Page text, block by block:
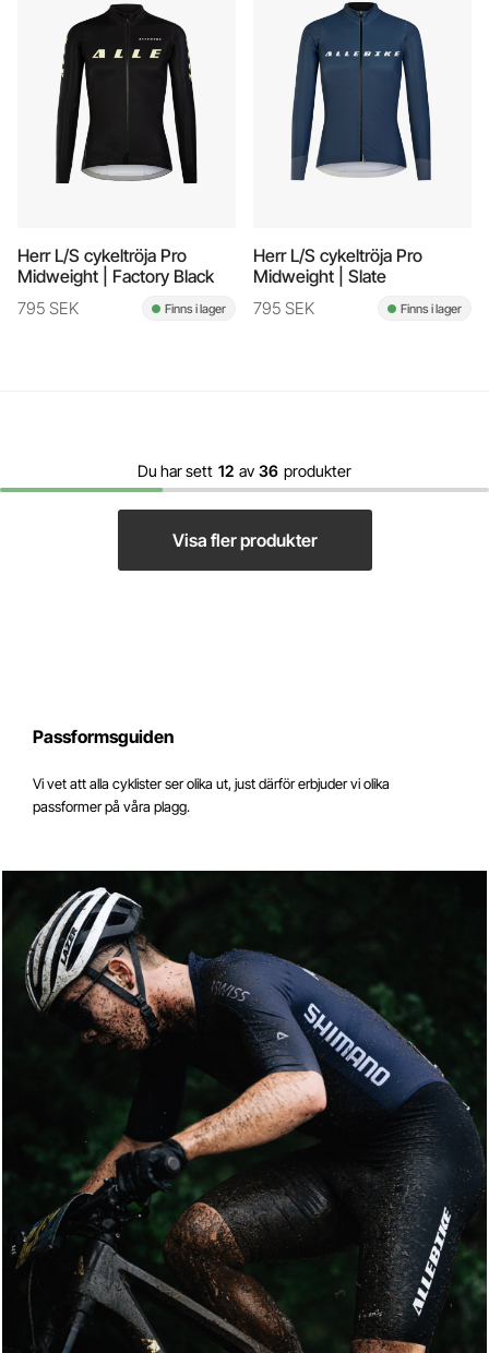
Herr L/S cykeltröja Pro
Midweight | Factory Black
795 SEK Finns i lager
Herr L/S cykeltröja Pro
Midweight | Slate
795 SEK Finns i lager
Du har sett 12 av 36 produkter
Visa fler produkter
Passformsguiden
Vi vet att alla cyklister ser olika ut, just därför erbjuder vi olika
passformer på våra plagg.
Racefit